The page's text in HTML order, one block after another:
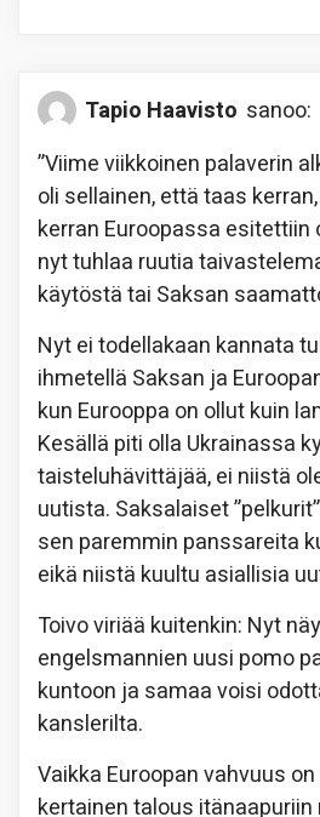
Tapio Haavisto sanoo:
”Viime viikkoinen palaverin
oli sellainen, että taas
kerran Euroopassa esitettiin
nyt tuhlaa ruutia
käytöstä tai Saksan
Nyt ei todellakaan kannata
ihmetellä Saksan ja
kun Eurooppa on ollut kuin
Kesällä piti olla Ukrainassa
taisteluhävittäjää, ei niistä
uutista. Saksalaiset
sen paremmin panssareita
eikä niistä kuultu asiallisia
Toivo viriää kuitenkin: Nyt
engelsmannien uusi pomo
kuntoon ja samaa voisi
kanslerilta.
Vaikka Euroopan vahvuus
kertainen talous itänaapuriin